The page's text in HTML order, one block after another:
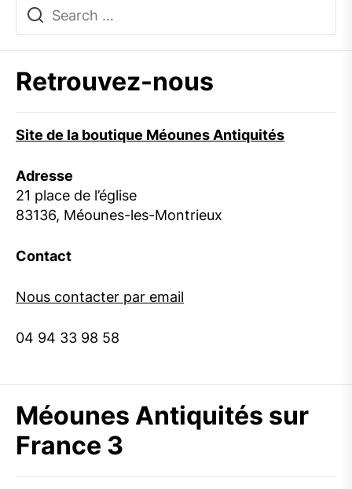
Retrouvez-nous
Site de la boutique Méounes Antiquités
Adresse
21 place de l’église
83136, Méounes-les-Montrieux
Contact
Nous contacter par email
04 94 33 98 58
Méounes Antiquités sur
France 3